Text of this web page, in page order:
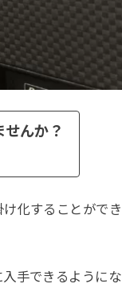
んか？
化することができ
手できるようにな